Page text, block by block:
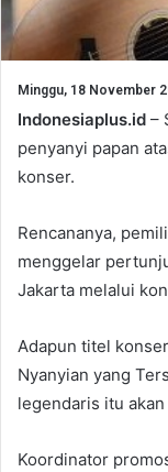
Minggu, 18 November
Indonesiaplus.id –
penyanyi papan
konser.
Rencananya,
menggelar
Jakarta melalui
Adapun titel
Nyanyian yang
legendaris itu
Koordinator